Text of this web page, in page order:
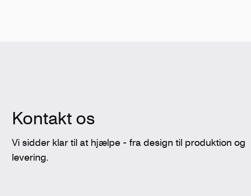
Kontakt os
Vi sidder klar til at hjælpe - fra design til produktion og
levering.